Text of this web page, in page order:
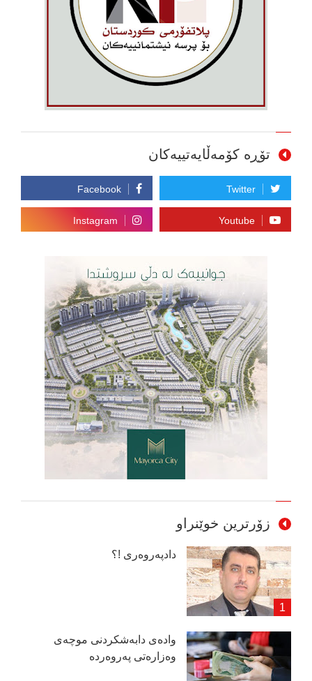
تۆڕە کۆمەڵایەتییەکان
زۆرترین خوێنراو
دادپەروەری !؟
وادەی دابەشكردنی موچەی
وەزارەتی پەروەردە